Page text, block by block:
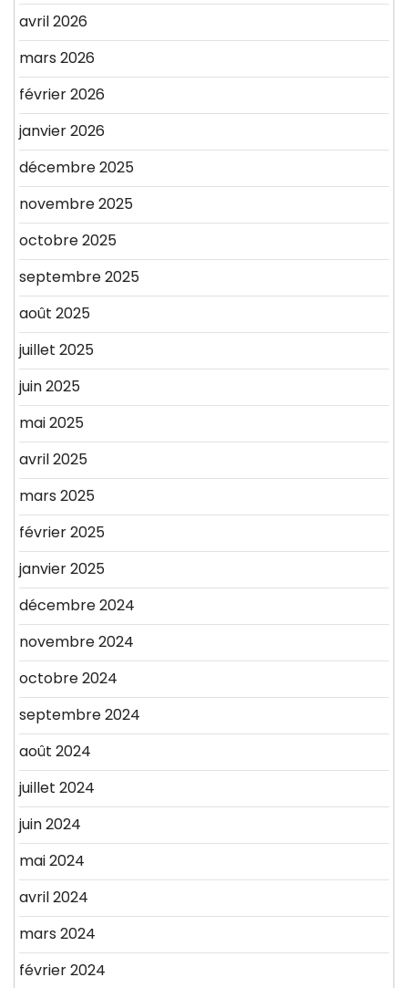
avril 2026
mars 2026
février 2026
janvier 2026
décembre 2025
novembre 2025
octobre 2025
septembre 2025
août 2025
juillet 2025
juin 2025
mai 2025
avril 2025
mars 2025
février 2025
janvier 2025
décembre 2024
novembre 2024
octobre 2024
septembre 2024
août 2024
juillet 2024
juin 2024
mai 2024
avril 2024
mars 2024
février 2024